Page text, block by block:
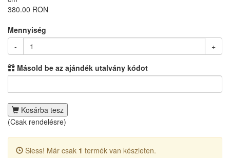
380.00 RON
Mennyiség
-
+
Másold be az ajándék utalvány kódot
Kosárba tesz
(Csak rendelésre)
Siess! Már csak 1 termék van készleten.